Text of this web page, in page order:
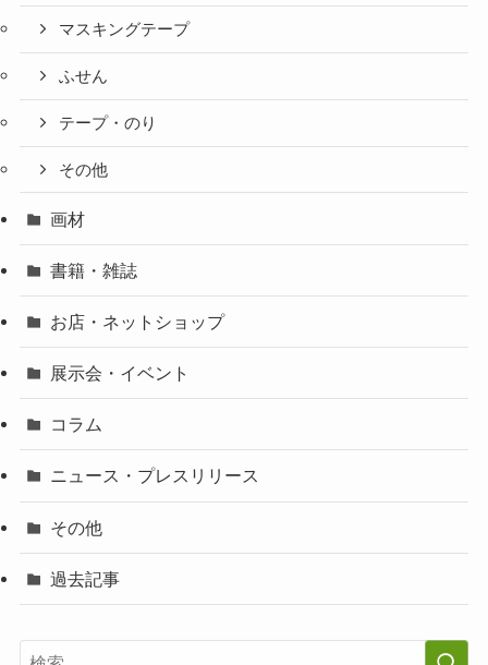
マスキングテープ
ふせん
テープ・のり
その他
画材
書籍・雑誌
お店・ネットショップ
展示会・イベント
コラム
ニュース・プレスリリース
その他
過去記事